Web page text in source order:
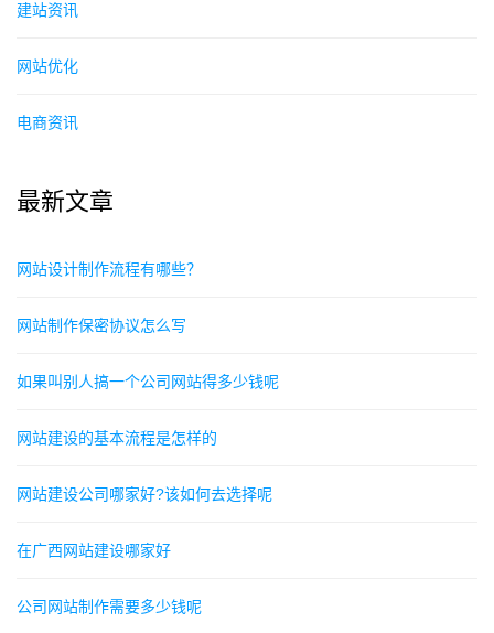
建站资讯
网站优化
电商资讯
最新文章
网站设计制作流程有哪些？
网站制作保密协议怎么写
如果叫别人搞一个公司网站得多少钱呢
网站建设的基本流程是怎样的
网站建设公司哪家好?该如何去选择呢
在广西网站建设哪家好
公司网站制作需要多少钱呢